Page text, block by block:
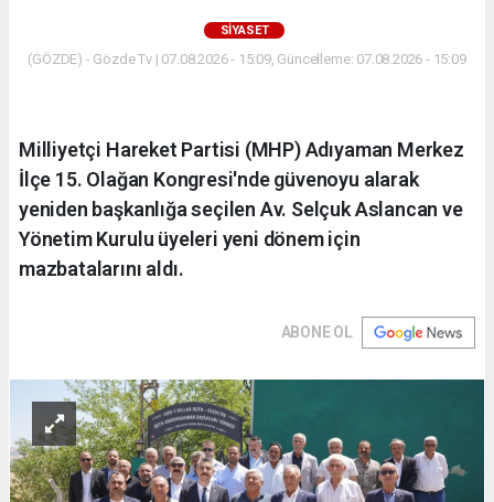
SIYASET
(GÖZDE) - Gözde Tv | 07.08.2026 - 15:09, Güncelleme: 07.08.2026 - 15:09
Milliyetçi Hareket Partisi (MHP) Adıyaman Merkez
İlçe 15. Olağan Kongresi'nde güvenoyu alarak
yeniden başkanlığa seçilen Av. Selçuk Aslancan ve
Yönetim Kurulu üyeleri yeni dönem için
mazbatalarını aldı.
ABONE OL